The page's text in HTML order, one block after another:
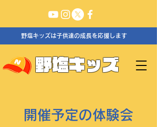
野塩キッズは子供達の成長を応援します
野塩キッズ
開催予定の体験会